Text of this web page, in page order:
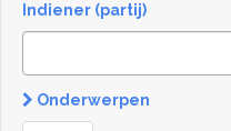
Indiener (partij)
Onderwerpen